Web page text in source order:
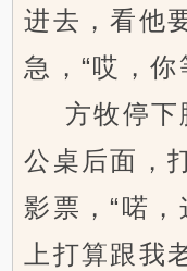
进去，看他
急，“哎，你
方牧停下
公桌后面，
影票，“喏
上打算跟我